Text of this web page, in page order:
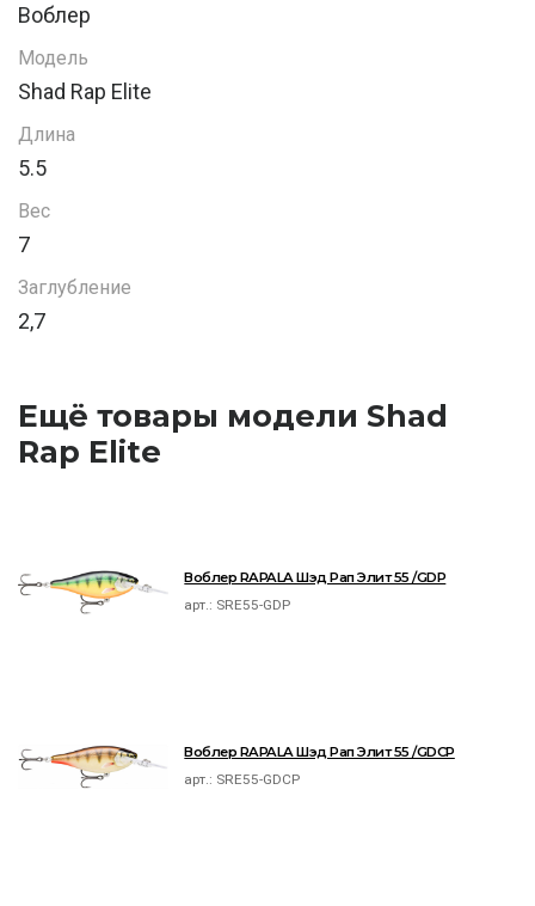
Воблер
Модель
Shad Rap Elite
Длина
5.5
Вес
7
Заглубление
2,7
Ещё товары модели Shad
Rap Elite
Воблер RAPALA Шэд Рап Элит 55 /GDP
арт.: SRE55-GDP
Воблер RAPALA Шэд Рап Элит 55 /GDCP
арт.: SRE55-GDCP